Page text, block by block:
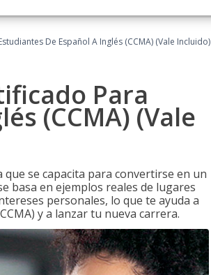
De Español A Inglés (CCMA) (Vale Incluido)
Para
(CCMA) (Vale
se capacita para convertirse en un
basa en ejemplos reales de lugares
personales, lo que te ayuda a
y a lanzar tu nueva carrera.